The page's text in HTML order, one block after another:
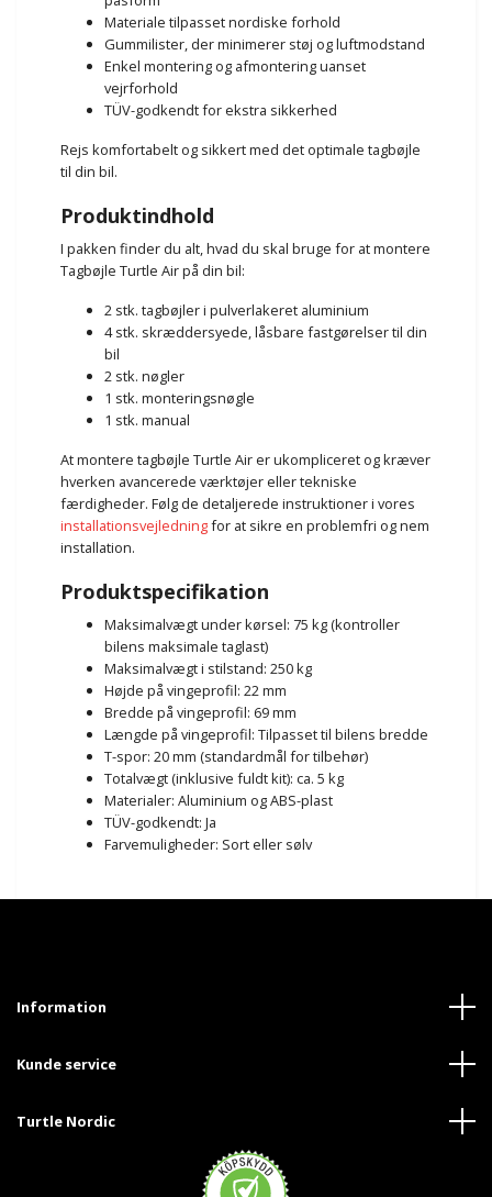
Materiale tilpasset nordiske forhold
Gummilister, der minimerer støj og luftmodstand
Enkel montering og afmontering uanset
vejrforhold
TÜV-godkendt for ekstra sikkerhed
Rejs komfortabelt og sikkert med det optimale tagbøjle
til din bil.
Produktindhold
I pakken finder du alt, hvad du skal bruge for at montere
Tagbøjle Turtle Air på din bil:
2 stk. tagbøjler i pulverlakeret aluminium
4 stk. skræddersyede, låsbare fastgørelser til din
bil
2 stk. nøgler
1 stk. monteringsnøgle
1 stk. manual
At montere tagbøjle Turtle Air er ukompliceret og kræver
hverken avancerede værktøjer eller tekniske
færdigheder. Følg de detaljerede instruktioner i vores
installationsvejledningfor at sikre en problemfri og nem
installation.
Produktspecifikation
Maksimalvægt under kørsel: 75 kg (kontroller
bilens maksimale taglast)
Maksimalvægt i stilstand: 250 kg
Højde på vingeprofil: 22 mm
Bredde på vingeprofil: 69 mm
Længde på vingeprofil: Tilpasset til bilens bredde
T-spor: 20 mm (standardmål for tilbehør)
Totalvægt (inklusive fuldt kit): ca. 5 kg
Materialer: Aluminium og ABS-plast
TÜV-godkendt: Ja
Farvemuligheder: Sort eller sølv
Information
Kunde service
Turtle Nordic